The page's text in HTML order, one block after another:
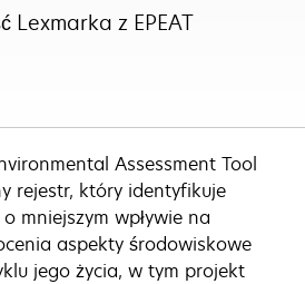
Lexmarka z EPEAT
Assessment Tool
rejestr, który identyfikuje
mniejszym wpływie na
aspekty środowiskowe
jego życia, w tym projekt